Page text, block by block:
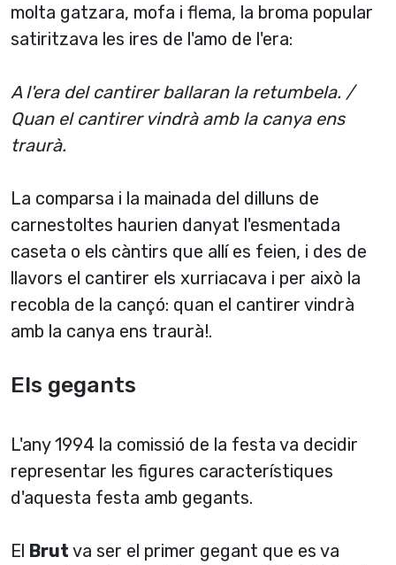
molta gatzara, mofa i flema, la broma popular
satiritzava les ires de l'amo de l'era:
A l'era del cantirer ballaran la retumbela. /
Quan el cantirer vindrà amb la canya ens
traurà.
La comparsa i la mainada del dilluns de
carnestoltes haurien danyat l'esmentada
caseta o els càntirs que allí­ es feien, i des de
llavors el cantirer els xurriacava i per això la
recobla de la cançó: quan el cantirer vindrà
amb la canya ens traurà!.
Els gegants
L'any 1994 la comissió de la festa va decidir
representar les figures caracterí­stiques
d'aquesta festa amb gegants.
El Brut va ser el primer gegant que es va